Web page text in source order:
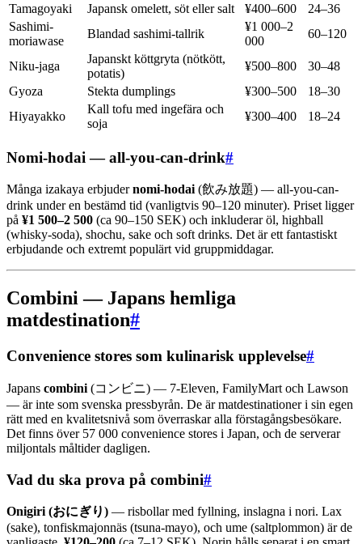
Tamagoyaki
Japansk omelett, söt eller salt ¥400–600
24–36
Sashimi-
moriawase
Blandad sashimi-tallrik
¥1 000–2
000
60–120
Niku-jaga
Japanskt köttgryta (nötkött,
potatis)
¥500–800
30–48
Gyoza
Stekta dumplings ¥300–500
18–30
Hiyayakko
Kall tofu med ingefära och
soja
¥300–400 18–24
Nomi-hodai — all-you-can-drink#
Många izakaya erbjudernomi-hodai (飲み放題) — all-you-can-
drink under en bestämd tid (vanligtvis 90–120 minuter). Priset ligger
på ¥1 500–2 500 (ca 90–150 SEK) och inkluderar öl, highball
(whisky-soda), shochu, sake och soft drinks. Det är ett fantastiskt
erbjudande och extremt populärt vid gruppmiddagar.
Combini — Japans hemliga
matdestination#
Convenience stores som kulinarisk upplevelse#
Japans combini (コンビニ) — 7-Eleven, FamilyMart och Lawson
— är inte som svenska pressbyrån. De är matdestinationer i sin egen
rätt med en kvalitetsnivå som överraskar alla förstagångsbesökare.
Det finns över 57 000 convenience stores i Japan, och de serverar
miljontals måltider dagligen.
Vad du ska prova på combini#
Onigiri (おにぎり) — risbollar med fyllning, inslagna i nori. Lax
(sake), tonfiskmajonnäs (tsuna-mayo), och ume (saltplommon) är de